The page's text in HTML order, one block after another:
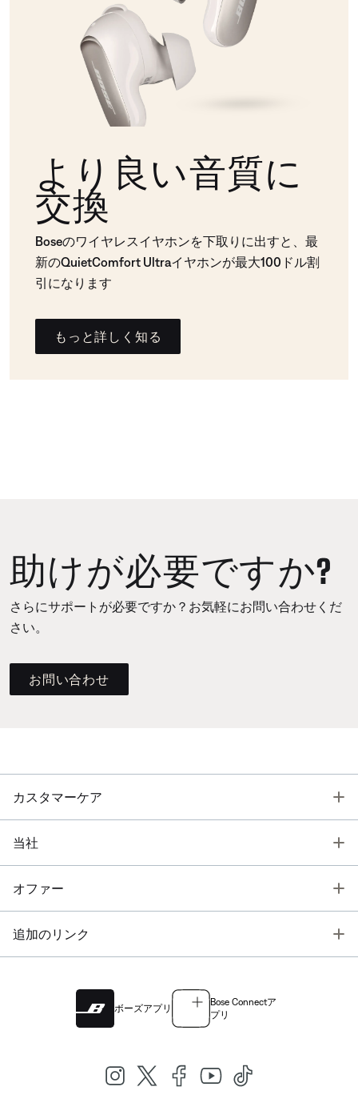
より良い音質に
交換
Boseのワイヤレスイヤホンを下取りに出すと、最
新のQuietComfort Ultraイヤホンが最大100ドル割
引になります
もっと詳しく知る
助けが必要ですか?
さらにサポートが必要ですか？お気軽にお問い合わせくだ
さい。
お問い合わせ
カスタマーケア
当社
オファー
追加のリンク
ボーズアプリ
Bose Connectア
プリ